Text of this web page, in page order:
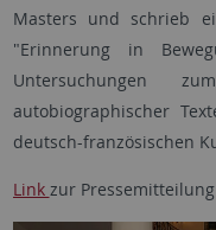
Masters und schrieb
"Erinnerung in
Untersuchungen
autobiographischer
deutsch-französischen
Link zur Pressemitteilung